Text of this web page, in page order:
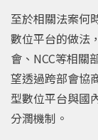
至於相關法案何
數位平台的做法
會、NCC等相關
望透過跨部會協
型數位平台與國
分潤機制。